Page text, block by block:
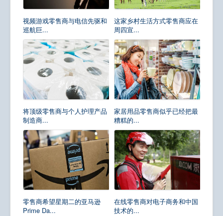
视频游戏零售商与电信先驱和
巡航巨...
这家乡村生活方式零售商应在
周四宣...
将顶级零售商与个人护理产品
制造商...
家居用品零售商似乎已经把最
糟糕的...
零售商希望星期二的亚马逊
Prime Da...
在线零售商对电子商务和中国
技术的...